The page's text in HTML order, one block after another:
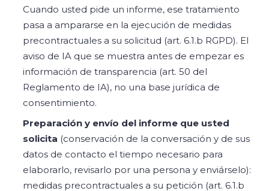
Cuando usted pide un informe, ese tratamiento
pasa a ampararse en la ejecución de medidas
precontractuales a su solicitud (art. 6.1.b RGPD). El
aviso de IA que se muestra antes de empezar es
información de transparencia (art. 50 del
Reglamento de IA), no una base jurídica de
consentimiento.
Preparación y envío del informe que usted
solicita (conservación de la conversación y de sus
datos de contacto el tiempo necesario para
elaborarlo, revisarlo por una persona y enviárselo):
medidas precontractuales a su petición (art. 6.1.b